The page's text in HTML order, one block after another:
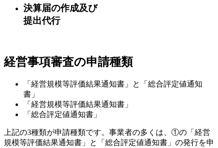
決算届の作成及び
提出代行
経営事項審査の申請種類
「経営規模等評価結果通知書」と「総合評定値通知
書」
「経営規模等評価結果通知書」
「総合評定値通知書」
上記の3種類が申請種類です。事業者の多くは、①の「経営
規模等評価結果通知書」と「総合評定値通知書」の発行を申